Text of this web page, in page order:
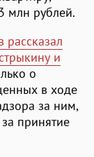
млн рублей.
и
о
в ходе
за ним,
принятие